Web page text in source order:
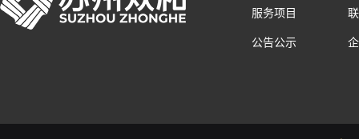
服务项目
公告公示